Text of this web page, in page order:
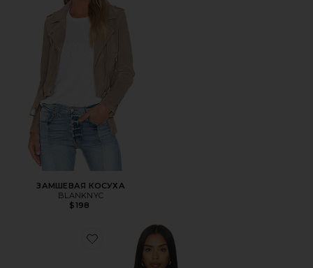
ЗАМШЕВАЯ КОСУХА
BLANKNYC
$198
Favorite ЗАМШЕВАЯ КУРТКА MAVIS